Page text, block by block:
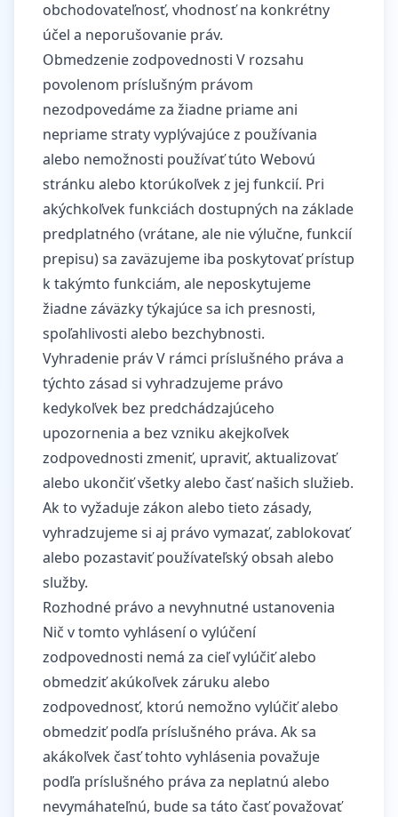
obchodovateľnosť, vhodnosť na konkrétny
účel a neporušovanie práv.
Obmedzenie zodpovednosti V rozsahu
povolenom príslušným právom
nezodpovedáme za žiadne priame ani
nepriame straty vyplývajúce z používania
alebo nemožnosti používať túto Webovú
stránku alebo ktorúkoľvek z jej funkcií. Pri
akýchkoľvek funkciách dostupných na základe
predplatného (vrátane, ale nie výlučne, funkcií
prepisu) sa zaväzujeme iba poskytovať prístup
k takýmto funkciám, ale neposkytujeme
žiadne záväzky týkajúce sa ich presnosti,
spoľahlivosti alebo bezchybnosti.
Vyhradenie práv V rámci príslušného práva a
týchto zásad si vyhradzujeme právo
kedykoľvek bez predchádzajúceho
upozornenia a bez vzniku akejkoľvek
zodpovednosti zmeniť, upraviť, aktualizovať
alebo ukončiť všetky alebo časť našich služieb.
Ak to vyžaduje zákon alebo tieto zásady,
vyhradzujeme si aj právo vymazať, zablokovať
alebo pozastaviť používateľský obsah alebo
služby.
Rozhodné právo a nevyhnutné ustanovenia
Nič v tomto vyhlásení o vylúčení
zodpovednosti nemá za cieľ vylúčiť alebo
obmedziť akúkoľvek záruku alebo
zodpovednosť, ktorú nemožno vylúčiť alebo
obmedziť podľa príslušného práva. Ak sa
akákoľvek časť tohto vyhlásenia považuje
podľa príslušného práva za neplatnú alebo
nevymáhateľnú, bude sa táto časť považovať